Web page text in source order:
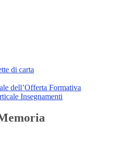
di carta
dell’Offerta Formativa
Insegnamenti